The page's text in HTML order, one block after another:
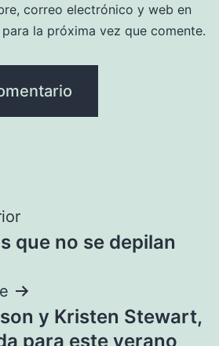
correo electrónico y web en
la próxima vez que comente.
que no se depilan
y Kristen Stewart,
para este verano